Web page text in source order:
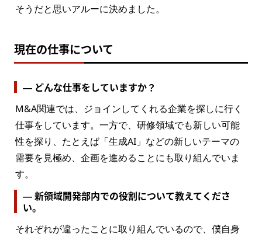
そうだと思いアルーに決めました。
現在の仕事について
― どんな仕事をしていますか？
M&A関連では、ジョインしてくれる企業を探しに行く
仕事をしています。一方で、研修領域でも新しい可能
性を探り、たとえば「生成AI」などの新しいテーマの
需要を見極め、企画を進めることにも取り組んでいま
す。
― 新領域開発部内での役割について教えてくださ
い。
それぞれが違ったことに取り組んでいるので、僕自身